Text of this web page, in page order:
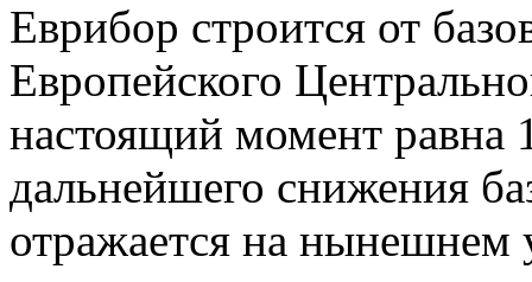
Еврибор строится от
Европейского
настоящий момент
дальнейшего снижения
отражается на нынешнем